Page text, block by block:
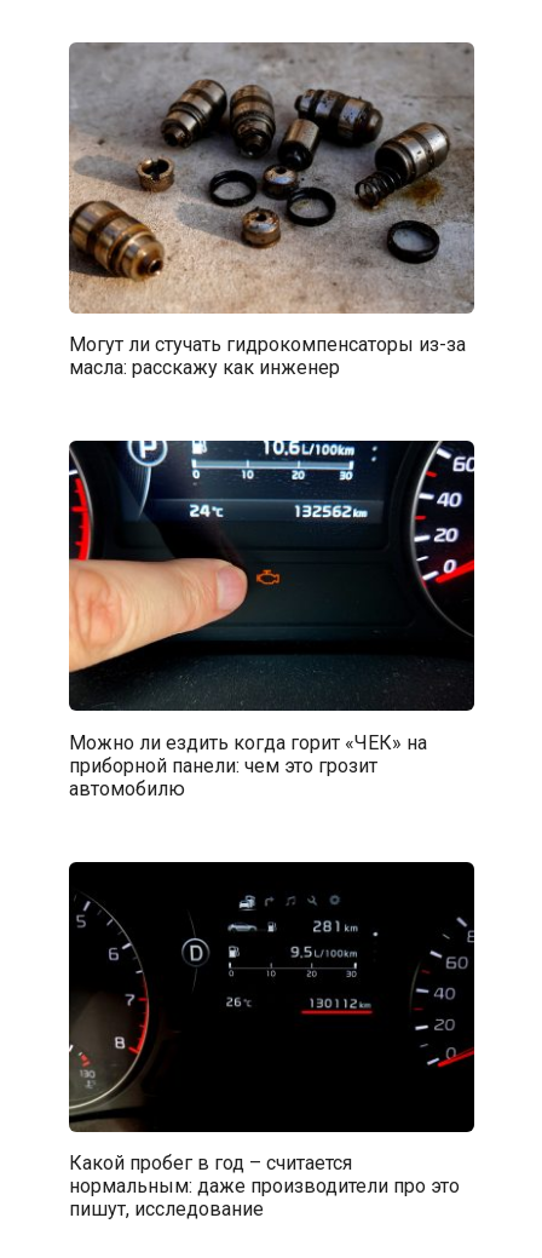
Могут ли стучать гидрокомпенсаторы из-за
масла: расскажу как инженер
Можно ли ездить когда горит «ЧЕК» на
приборной панели: чем это грозит
автомобилю
Какой пробег в год – считается
нормальным: даже производители про это
пишут, исследование